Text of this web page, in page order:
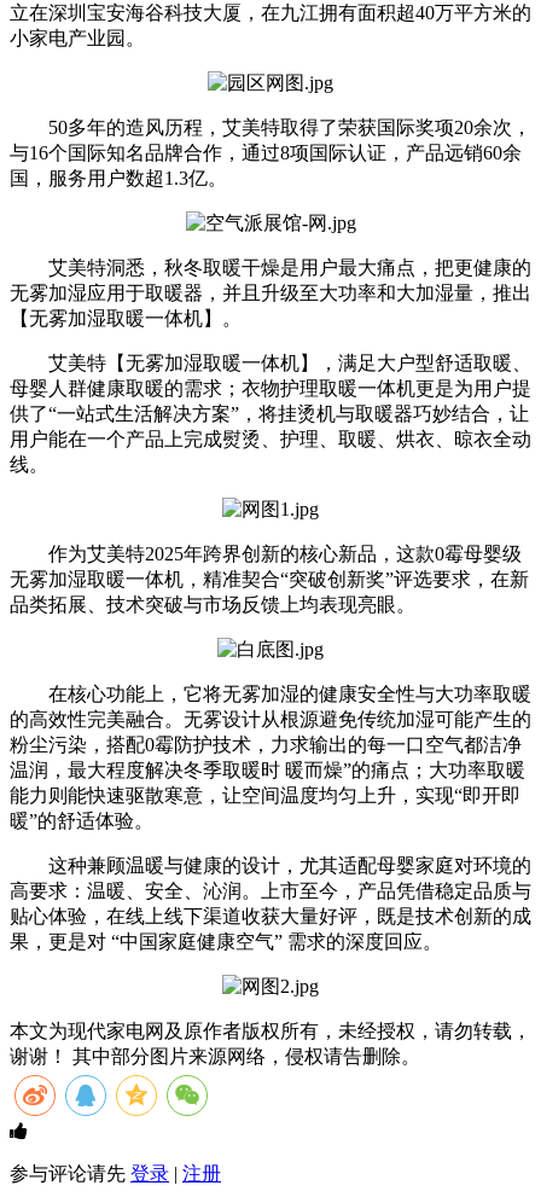
立在深圳宝安海谷科技大厦，在九江拥有面积超40万平方米的
小家电产业园。
50多年的造风历程，艾美特取得了荣获国际奖项20余次，
与16个国际知名品牌合作，通过8项国际认证，产品远销60余
国，服务用户数超1.3亿。
艾美特洞悉，秋冬取暖干燥是用户最大痛点，把更健康的
无雾加湿应用于取暖器，并且升级至大功率和大加湿量，推出
【无雾加湿取暖一体机】。
艾美特【无雾加湿取暖一体机】，满足大户型舒适取暖、
母婴人群健康取暖的需求；衣物护理取暖一体机更是为用户提
供了“一站式生活解决方案”，将挂烫机与取暖器巧妙结合，让
用户能在一个产品上完成熨烫、护理、取暖、烘衣、晾衣全动
线。
作为艾美特2025年跨界创新的核心新品，这款0霉母婴级
无雾加湿取暖一体机，精准契合“突破创新奖”评选要求，在新
品类拓展、技术突破与市场反馈上均表现亮眼。
在核心功能上，它将无雾加湿的健康安全性与大功率取暖
的高效性完美融合。无雾设计从根源避免传统加湿可能产生的
粉尘污染，搭配0霉防护技术，力求输出的每一口空气都洁净
温润，最大程度解决冬季取暖时 暖而燥”的痛点；大功率取暖
能力则能快速驱散寒意，让空间温度均匀上升，实现“即开即
暖”的舒适体验。
这种兼顾温暖与健康的设计，尤其适配母婴家庭对环境的
高要求：温暖、安全、沁润。上市至今，产品凭借稳定品质与
贴心体验，在线上线下渠道收获大量好评，既是技术创新的成
果，更是对 “中国家庭健康空气” 需求的深度回应。
本文为现代家电网及原作者版权所有，未经授权，请勿转载，
谢谢！ 其中部分图片来源网络，侵权请告删除。
参与评论请先 登录 | 注册